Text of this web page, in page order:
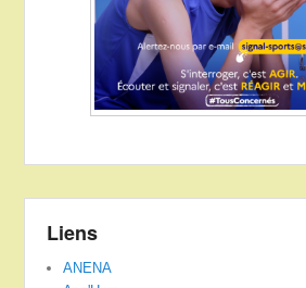
Liens
ANENA